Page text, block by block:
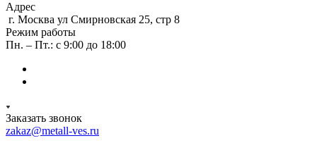
Адрес
г. Москва ул Смирновская 25, стр 8
Режим работы
Пн. – Пт.: с 9:00 до 18:00
Заказать звонок
zakaz@metall-ves.ru